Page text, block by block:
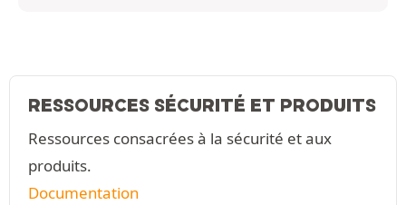
RESSOURCES SÉCURITÉ ET PRODUITS
Ressources consacrées à la sécurité et aux
produits.
Documentation